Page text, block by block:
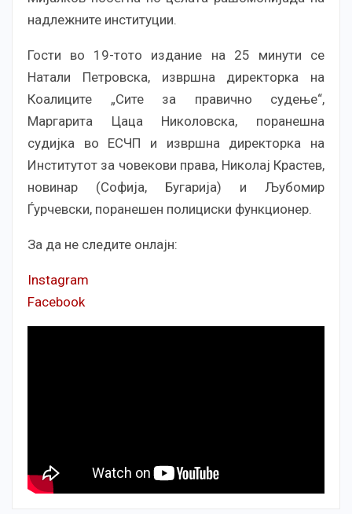
надлежните институции.
Гости во 19-тото издание на 25 минути се
Натали Петровска, извршна директорка на
Коалиците „Сите за правично судење“,
Маргарита Цаца Николовска, поранешна
судијка во ЕСЧП и извршна директорка на
Институтот за човекови права, Николај Крастев,
новинар (Софија, Бугарија) и Љубомир
Ѓурчевски, поранешен полициски функционер.
За да не следите онлајн:
Instagram
Facebook